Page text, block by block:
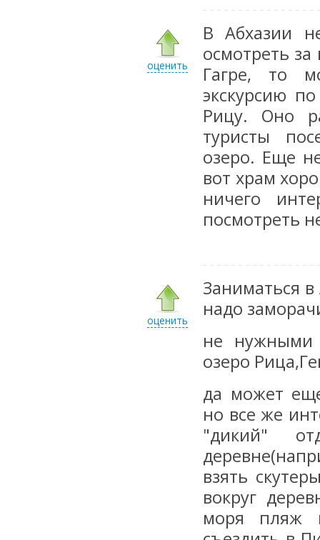
оценить
В Абхазии
осмотреть
Гагре, то
экскурсию
Рицу. Оно
туристы
озеро. Еще
вот храм
ничего
посмотреть
оценить
Заниматься
надо
не нужными
озеро
да может
но все же
"дикий"
взять
вокруг
моря пляж